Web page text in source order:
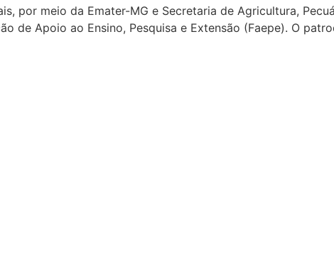
por meio da Emater-MG e Secretaria de Agricultura,
de Apoio ao Ensino, Pesquisa e Extensão (Faepe). O